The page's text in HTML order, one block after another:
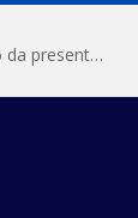
DISPENSA DE LICITAÇÃO Nº 03/2026 (O objeto da presente dispensa é a escolha da proposta mais vantajosa para a aquisição, de aparelhos de ar condicionado, tipo Split, com material de instalação e fogão industrial, conforme condições, quantidades e exigências estabelecidas no termo de referencia e neste aviso de contratação direta e seus anexos)